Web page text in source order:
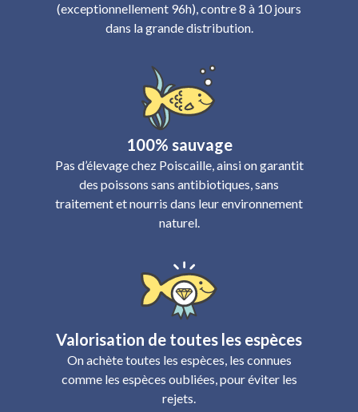
(exceptionnellement 96h), contre 8 à 10 jours
dans la grande distribution.
100% sauvage
Pas d’élevage chez Poiscaille, ainsi on garantit
des poissons sans antibiotiques, sans
traitement et nourris dans leur environnement
naturel.
Valorisation de toutes les espèces
On achète toutes les espèces, les connues
comme les espèces oubliées, pour éviter les
rejets.